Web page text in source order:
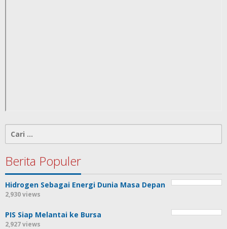
untuk:
Berita Populer
Hidrogen Sebagai Energi Dunia Masa Depan
2,930 views
PIS Siap Melantai ke Bursa
2,927 views